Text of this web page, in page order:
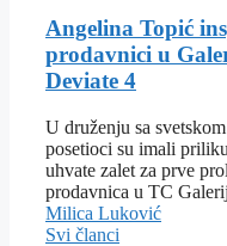
Angelina Topić
prodavnici u
Deviate 4
U druženju sa
posetioci su imali
uhvate zalet za prve
prodavnica u TC
Milica Luković
Svi članci